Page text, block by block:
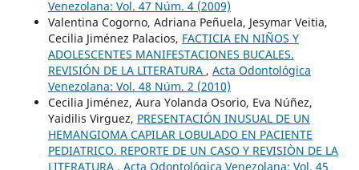
Venezolana: Vol. 47 Núm. 4 (2009)
Valentina Cogorno, Adriana Peñuela, Jesymar Veitia,
Cecilia Jiménez Palacios, FACTICIA EN NIÑOS Y
ADOLESCENTES MANIFESTACIONES BUCALES.
REVISIÓN DE LA LITERATURA , Acta Odontológica
Venezolana: Vol. 48 Núm. 2 (2010)
Cecilia Jiménez, Aura Yolanda Osorio, Eva Núñez,
Yaidilis Virguez, PRESENTACIÓN INUSUAL DE UN
HEMANGIOMA CAPILAR LOBULADO EN PACIENTE
PEDIATRICO. REPORTE DE UN CASO Y REVISIÒN DE LA
LITERATURA , Acta Odontológica Venezolana: Vol. 45